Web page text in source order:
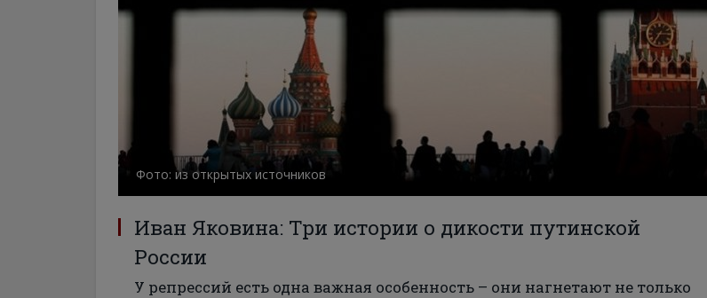
Фото: из открытых источников
Иван Яковина: Три истории о дикости путинской
России
У репрессий есть одна важная особенность – они нагнетают не только